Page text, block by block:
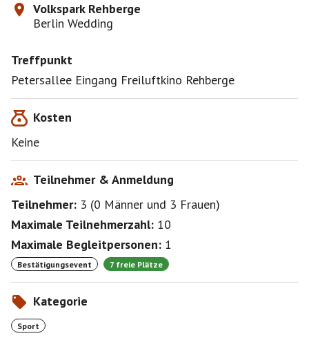
Volkspark Rehberge
Berlin Wedding
Treffpunkt
Petersallee Eingang Freiluftkino Rehberge
Kosten
Keine
Teilnehmer & Anmeldung
Teilnehmer: 3 (0 Männer und 3 Frauen)
Maximale Teilnehmerzahl: 10
Maximale Begleitpersonen: 1
Bestätigungsevent 7 freie Plätze
Kategorie
Sport